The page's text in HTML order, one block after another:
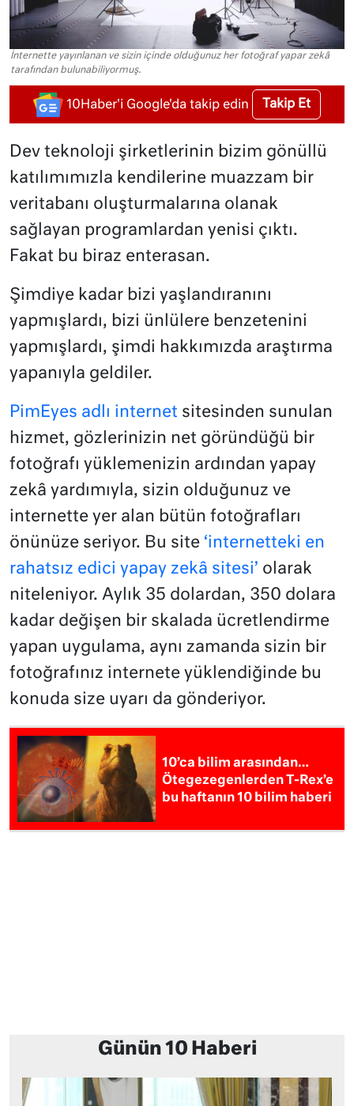
İnternette yayınlanan ve sizin içinde olduğunuz her fotoğraf yapar zekâ
tarafından bulunabiliyormuş.
10Haber'i Google'da takip edin Takip Et
Dev teknoloji şirketlerinin bizim gönüllü
katılımımızla kendilerine muazzam bir
veritabanı oluşturmalarına olanak
sağlayan programlardan yenisi çıktı.
Fakat bu biraz enterasan.
Şimdiye kadar bizi yaşlandıranını
yapmışlardı, bizi ünlülere benzetenini
yapmışlardı, şimdi hakkımızda araştırma
yapanıyla geldiler.
PimEyes adlı internet sitesinden sunulan
hizmet, gözlerinizin net göründüğü bir
fotoğrafı yüklemenizin ardından yapay
zekâ yardımıyla, sizin olduğunuz ve
internette yer alan bütün fotoğrafları
önünüze seriyor. Bu site ‘internetteki en
rahatsız edici yapay zekâ sitesi’ olarak
niteleniyor. Aylık 35 dolardan, 350 dolara
kadar değişen bir skalada ücretlendirme
yapan uygulama, aynı zamanda sizin bir
fotoğrafınız internete yüklendiğinde bu
konuda size uyarı da gönderiyor.
10’ca bilim arasından…
Ötegezegenlerden T-Rex’e
bu haftanın 10 bilim haberi
Günün 10 Haberi